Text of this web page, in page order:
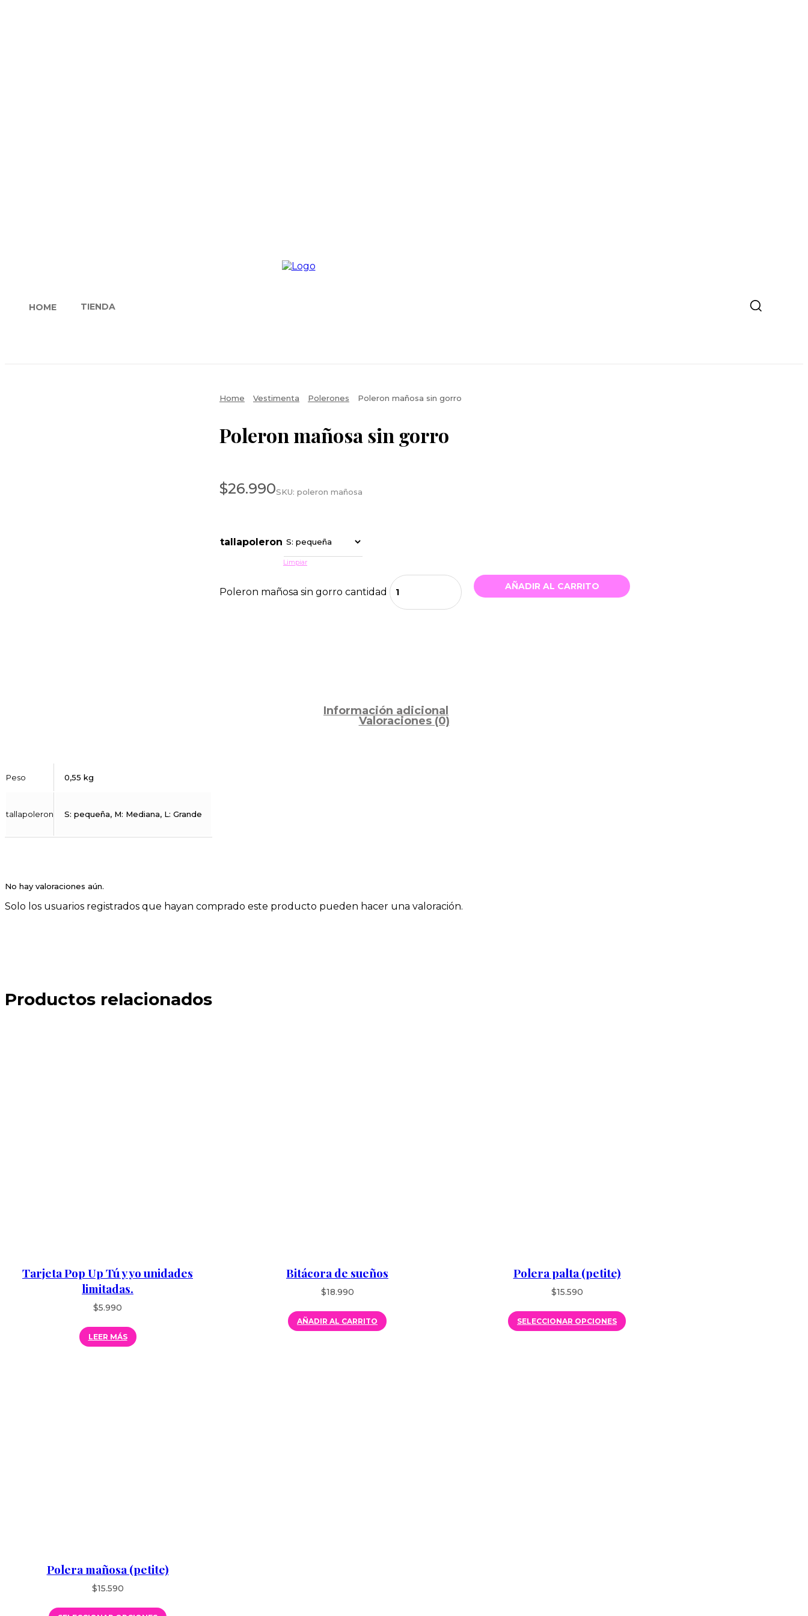
HOME TIENDA
Home Vestimenta Polerones Poleron mañosa sin gorro
Poleron mañosa sin gorro
$26.990SKU: poleron mañosa
tallapoleron
Limpiar
Poleron mañosa sin gorro cantidad
AÑADIR AL CARRITO
Información adicional
Valoraciones (0)
Peso 0,55 kg
tallapoleron S: pequeña, M: Mediana, L: Grande
No hay valoraciones aún.
Solo los usuarios registrados que hayan comprado este producto pueden hacer una valoración.
Productos relacionados
Tarjeta Pop Up Tú y yo unidades
limitadas.
$5.990
LEER MÁS
Bitácora de sueños
$18.990
AÑADIR AL CARRITO
Polera palta (petite)
$15.590
SELECCIONAR OPCIONES
Polera mañosa (petite)
$15.590